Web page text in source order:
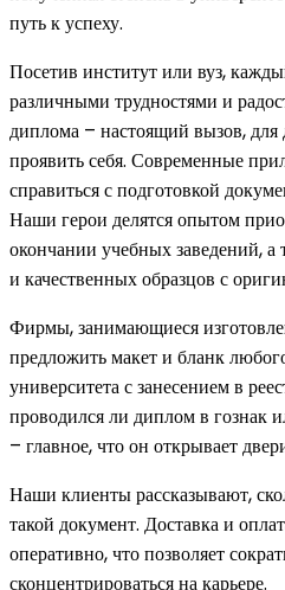
путь к успеху.
Посетив институт или вуз,
различными трудностями и
диплома – настоящий вызов,
проявить себя. Современные
справиться с подготовкой
Наши герои делятся опытом
окончании учебных заведений,
и качественных образцов с
Фирмы, занимающиеся
предложить макет и бланк
университета с занесением в
проводился ли диплом в гознак
– главное, что он открывает
Наши клиенты рассказывают,
такой документ. Доставка и
оперативно, что позволяет
сконцентрироваться на карьере.